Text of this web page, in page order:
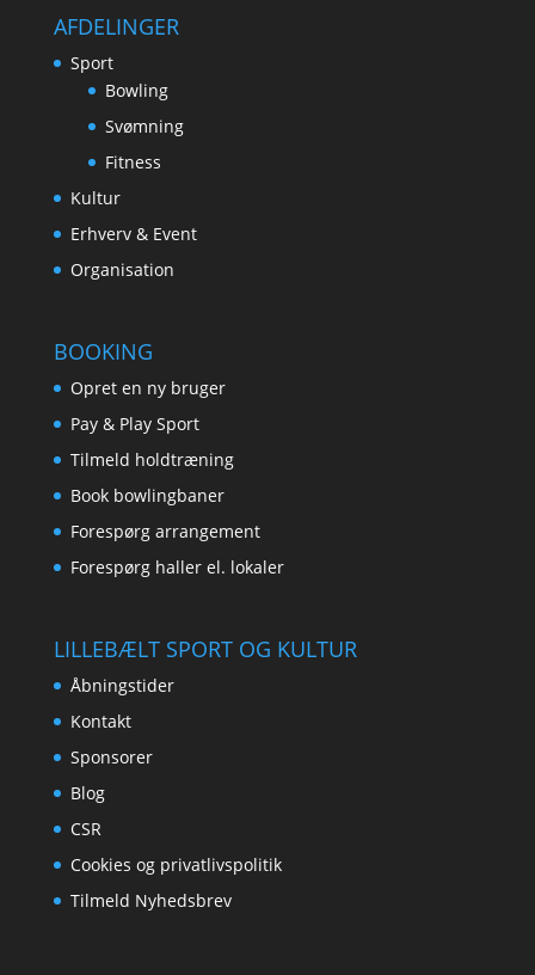
AFDELINGER
Sport
Bowling
Svømning
Fitness
Kultur
Erhverv & Event
Organisation
BOOKING
Opret en ny bruger
Pay & Play Sport
Tilmeld holdtræning
Book bowlingbaner
Forespørg arrangement
Forespørg haller el. lokaler
LILLEBÆLT SPORT OG KULTUR
Åbningstider
Kontakt
Sponsorer
Blog
CSR
Cookies og privatlivspolitik
Tilmeld Nyhedsbrev